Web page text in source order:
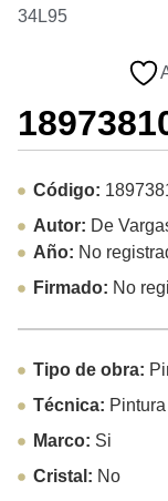
34L95
Código:
Autor: De
Año: No
Firmado: No
Tipo de obra:
Técnica:
Marco: Si
Cristal: No